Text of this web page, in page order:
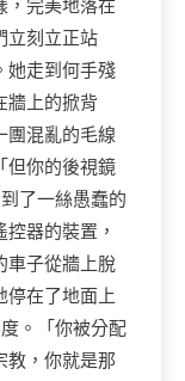
，完美地落在
立刻立正站
她走到何手殘
牆上的掀背
團混亂的毛線
但你的後視鏡
了一絲愚蠢的
器的裝置，
車子從牆上脫
停在了地面上
。「你被分配
教，你就是那